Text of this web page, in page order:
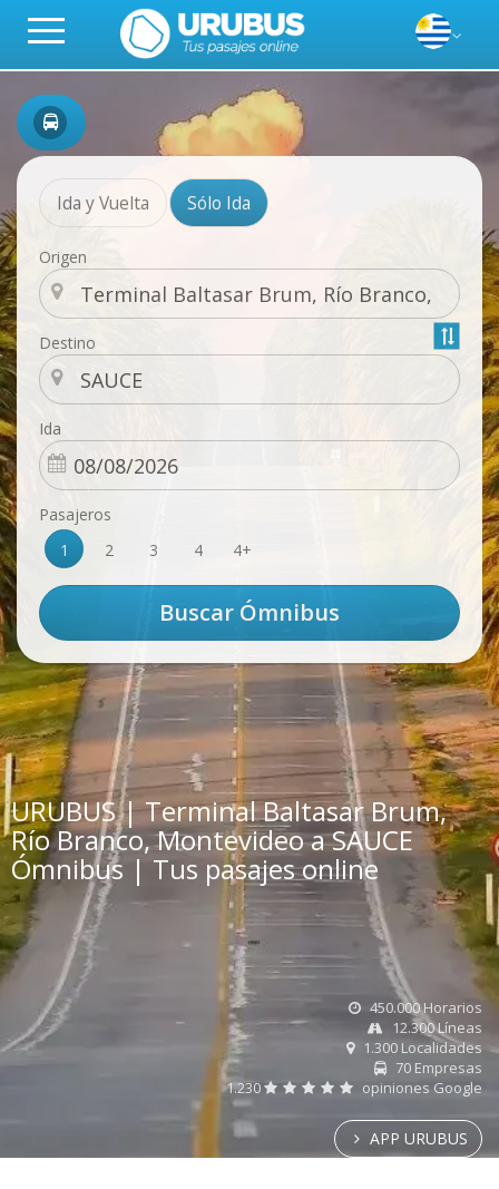
Ida y Vuelta Sólo Ida
Origen
Destino
Ida
Pasajeros
1
2 3 4 4+
URUBUS | Terminal Baltasar Brum,
Río Branco, Montevideo a SAUCE
Ómnibus | Tus pasajes online
450.000 Horarios
12.300 Líneas
1.300 Localidades
70 Empresas
1.230
opiniones Google
APP URUBUS